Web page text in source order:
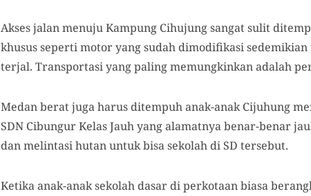
Akses jalan menuju Kampung Cihujung sangat sulit
khusus seperti motor yang sudah dimodifikasi
terjal. Transportasi yang paling memungkinkan adalah
Medan berat juga harus ditempuh anak-anak Cijuhung
SDN Cibungur Kelas Jauh yang alamatnya benar-benar
dan melintasi hutan untuk bisa sekolah di SD tersebut.
Ketika anak-anak sekolah dasar di perkotaan biasa